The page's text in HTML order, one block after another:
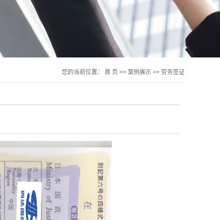
您的当前位置： 首 页 >> 案例展示 >> 劳务签证